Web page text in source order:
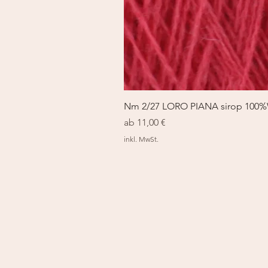
Nm 2/27 LORO PIANA sirop
ab 11,00 €
Sale-Preis
inkl. MwSt.